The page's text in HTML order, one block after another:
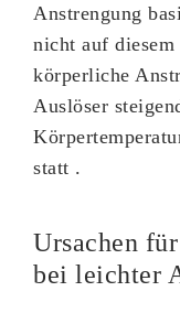
Anstrengung
nicht auf
körperliche
Auslöser
statt .
Ursachen
bei leichter